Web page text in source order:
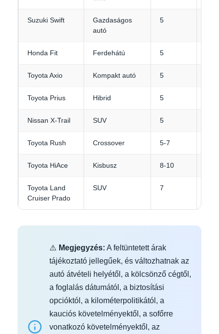
Suzuki Swift
Gazdaságos
autó
5
Honda Fit Ferdehátú 5
Toyota Axio Kompakt autó 5
Toyota Prius Hibrid 5
Nissan X-Trail SUV 5
Toyota Rush Crossover 5-7
Toyota HiAce Kisbusz 8-10
Toyota Land
Cruiser Prado
SUV 7
⚠️ Megjegyzés: A feltüntetett árak
tájékoztató jellegűek, és változhatnak az
autó átvételi helyétől, a kölcsönző cégtől,
a foglalás dátumától, a biztosítási
opcióktól, a kilométerpolitikától, a
kauciós követelményektől, a sofőrre
vonatkozó követelményektől, az